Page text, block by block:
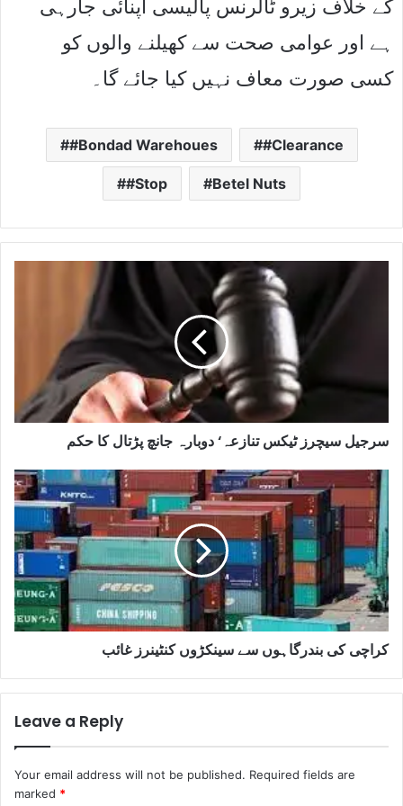
کے خلاف زیرو ٹالرنس پالیسی اپنائی جارہی
ہے اور عوامی صحت سے کھیلنے والوں کو
کسی صورت معاف نہیں کیا جائے گا۔
#Bondad Warehoues #Clearance
#Stop Betel Nuts
سرجیل سیچرز ٹیکس تنازعہ‘ دوبارہ جانچ پڑتال کا حکم
کراچی کی بندرگاہوں سے سینکڑوں کنٹینرز غائب
Leave a Reply
Your email address will not be published. Required fields are
marked *